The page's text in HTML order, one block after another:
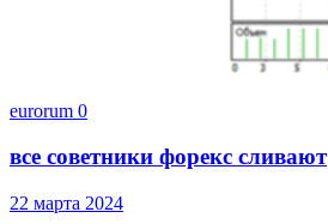
eurorum 0
все советники форекс сливают
22 марта 2024